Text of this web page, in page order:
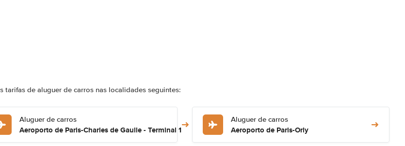
tarifas de aluguer de carros nas localidades seguintes:
Aluguer de carros
Aeroporto de Paris-Charles de Gaulle - Terminal 1
Aluguer de carros
Aeroporto de Paris-Orly